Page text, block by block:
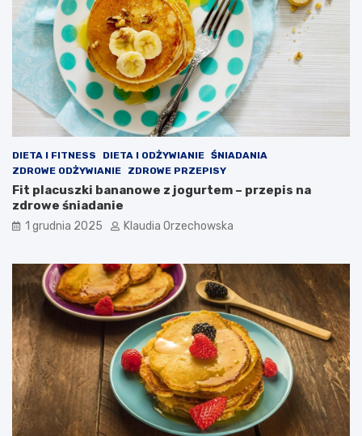
DIETA I FITNESS DIETA I ODŻYWIANIE ŚNIADANIA
ZDROWE ODŻYWIANIE
ZDROWE PRZEPISY
Fit placuszki bananowe z jogurtem – przepis na
zdrowe śniadanie
1 grudnia 2025 Klaudia Orzechowska